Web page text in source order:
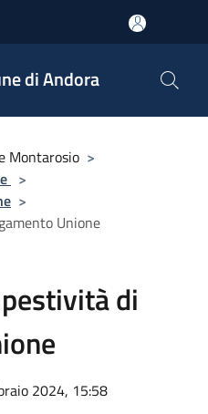
di Andora
Montarosio >
>
>
Unione
di
2024, 15:58